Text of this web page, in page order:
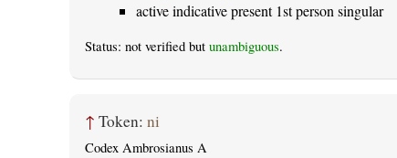
active indicative present 1st person singular
Status: not verified but unambiguous.
↑ Token: ni
Codex Ambrosianus A